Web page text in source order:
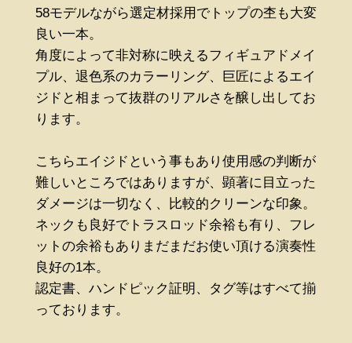
58モデルながら選定材採用でトップの杢も大変
良い一本。
角度によって非対称に映えるフィギュアドメイ
プル、退色系のカラーリング、巨匠によるエイ
ジドと相まって抜群のリアルさを醸し出してお
ります。
こちらエイジドという事もあり使用感の判断が
難しいところではありますが、顕著に目立った
ダメージは一切なく、比較的クリーンな印象。
ネックも良好でトラスロッド余裕も有り、フレ
ットの余裕もありまだまだお使い頂ける演奏性
良好の1本。
認定書、ハンドピック証明、タグ等はすべて揃
っております。